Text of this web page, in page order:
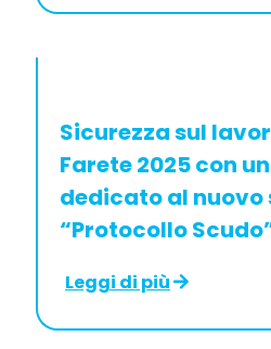
Sicurezza sul
Farete 2025 con
dedicato al nuovo
“Protocollo
Leggi di più